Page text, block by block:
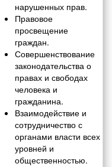
нарушенных прав.
Правовое
просвещение
граждан.
Совершенствование
законодательства о
правах и свободах
человека и
гражданина.
Взаимодействие и
сотрудничество с
органами власти всех
уровней и
общественностью.